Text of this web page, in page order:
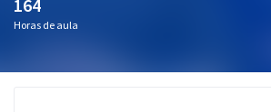
Conteúdo gratuito
164
Horas de aula